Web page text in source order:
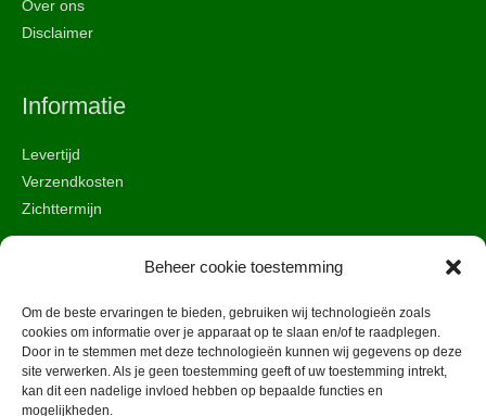
Beheer cookie toestemming
Om de beste ervaringen te bieden, gebruiken wij technologieën zoals
cookies om informatie over je apparaat op te slaan en/of te raadplegen.
Door in te stemmen met deze technologieën kunnen wij gegevens op deze
site verwerken. Als je geen toestemming geeft of uw toestemming intrekt,
kan dit een nadelige invloed hebben op bepaalde functies en
mogelijkheden.
Over ons
Disclaimer
Informatie
Levertijd
Verzendkosten
Zichttermijn
Beveiliging & privacy
Algemene voorwaarden
Cookies
Veiligheid